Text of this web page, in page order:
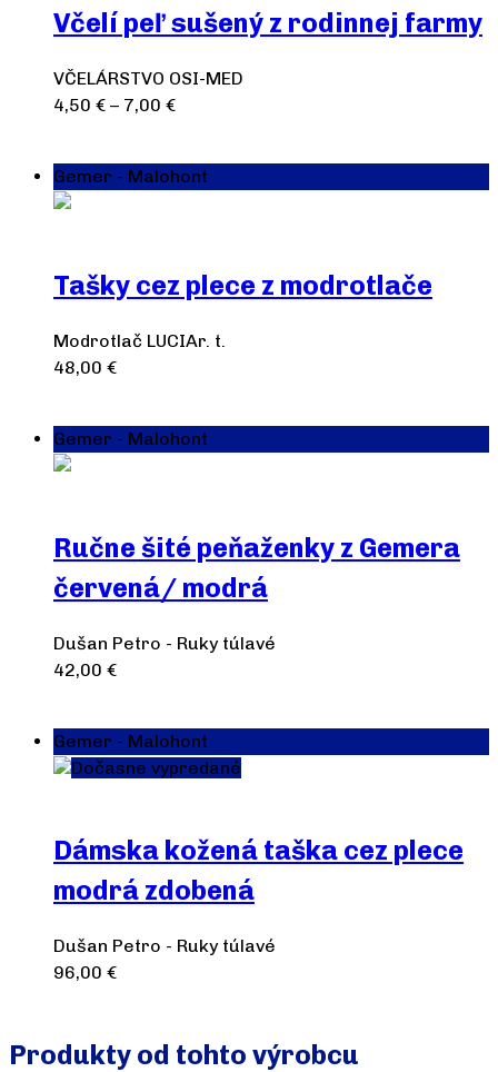
Včelí peľ sušený z rodinnej farmy
VČELÁRSTVO OSI-MED
4,50 € – 7,00 €
Gemer - Malohont
Tašky cez plece z modrotlače
Modrotlač LUCIAr. t.
48,00 €
Gemer - Malohont
Ručne šité peňaženky z Gemera
červená/ modrá
Dušan Petro - Ruky túlavé
42,00 €
Gemer - Malohont
Dočasne vypredané
Dámska kožená taška cez plece
modrá zdobená
Dušan Petro - Ruky túlavé
96,00 €
Produkty od tohto výrobcu